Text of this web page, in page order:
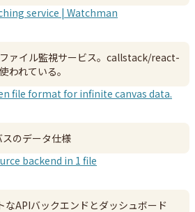
service | Watchman
ァイル監視サービス。callstack/react-
れている。
file format for infinite canvas data.
のデータ仕様
backend in 1 file
なAPIバックエンドとダッシュボード